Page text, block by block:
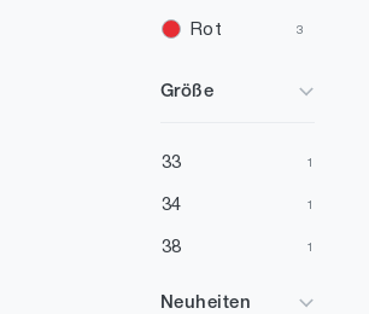
Rot 3
Größe
33 1
34 1
38 1
Neuheiten